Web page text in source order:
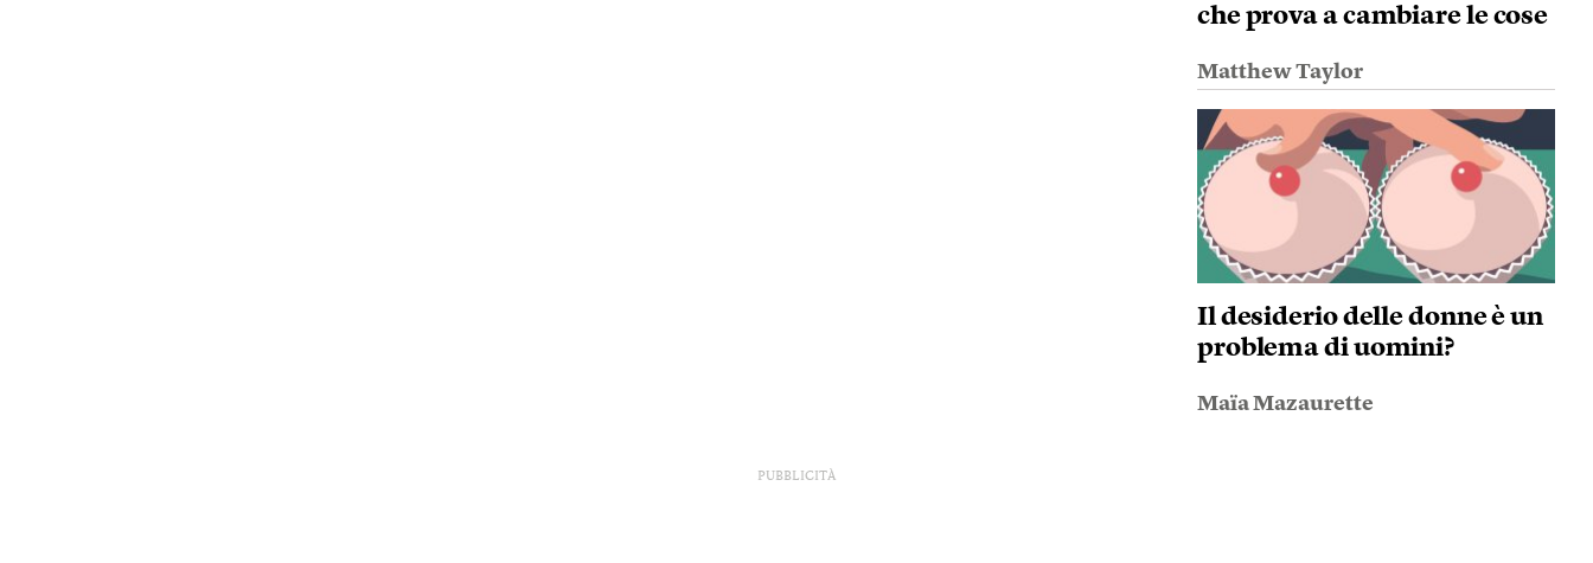
che prova a cambiare le cose
Matthew Taylor
Il desiderio delle donne è un
problema di uomini?
Maïa Mazaurette
PUBBLICITÀ